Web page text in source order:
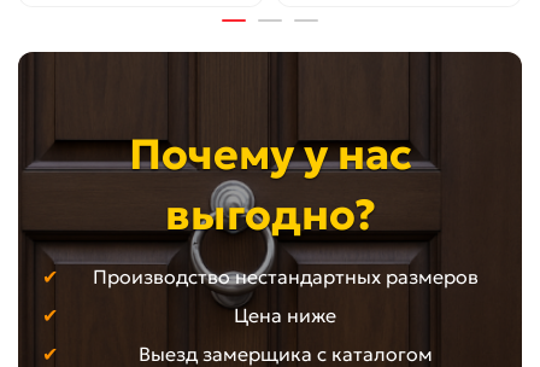
Почему у нас
выгодно?
Производство нестандартных размеров
Цена ниже
Выезд замерщика с каталогом